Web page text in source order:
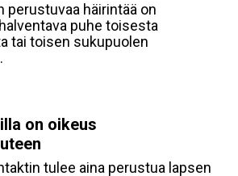
perustuvaa häirintää on
puhe toisesta
tai toisen sukupuolen
on oikeus
tulee aina perustua lapsen